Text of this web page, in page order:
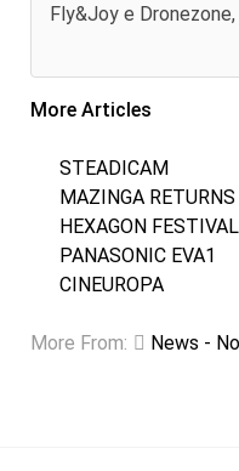
Fly&Joy e Dronezone,
More Articles
STEADICAM
MAZINGA RETURNS
HEXAGON FESTIVAL
PANASONIC EVA1
CINEUROPA
More From: News -